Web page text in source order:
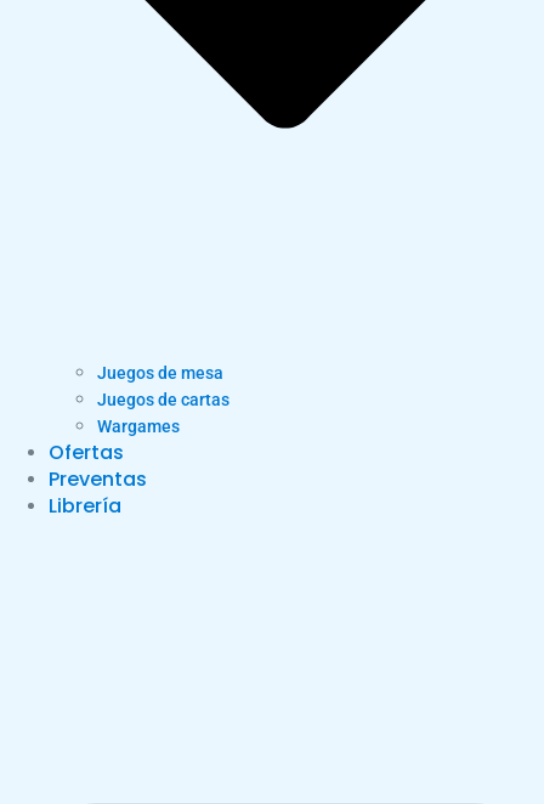
Juegos de mesa
Juegos de cartas
Wargames
Ofertas
Preventas
Librería